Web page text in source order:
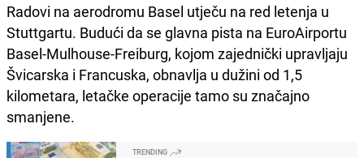
Radovi na aerodromu Basel utječu na red letenja u
Stuttgartu. Budući da se glavna pista na EuroAirportu
Basel-Mulhouse-Freiburg, kojom zajednički upravljaju
Švicarska i Francuska, obnavlja u dužini od 1,5
kilometara, letačke operacije tamo su značajno
smanjene.
TRENDING